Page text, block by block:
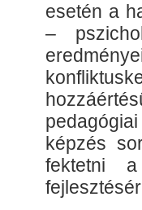
esetén a
–
képzés
fektetni